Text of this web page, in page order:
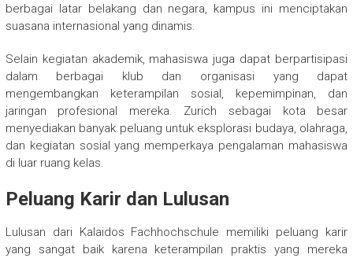
berbagai latar belakang dan negara, kampus ini menciptakan
suasana internasional yang dinamis.
Selain kegiatan akademik, mahasiswa juga dapat berpartisipasi
dalam berbagai klub dan organisasi yang dapat
mengembangkan keterampilan sosial, kepemimpinan, dan
jaringan profesional mereka. Zurich sebagai kota besar
menyediakan banyak peluang untuk eksplorasi budaya, olahraga,
dan kegiatan sosial yang memperkaya pengalaman mahasiswa
di luar ruang kelas.
Peluang Karir dan Lulusan
Lulusan dari Kalaidos Fachhochschule memiliki peluang karir
yang sangat baik karena keterampilan praktis yang mereka